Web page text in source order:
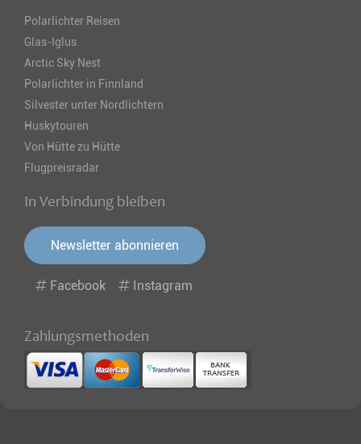
Polarlichter Reisen
Glas-Iglus
Arctic Sky Nest
Polarlichter in Finnland
Silvester unter Nordlichtern
Huskytouren
Von Hütte zu Hütte
Flugpreisradar
In Verbindung bleiben
Newsletter abonnieren
Facebook Instagram
Zahlungsmethoden